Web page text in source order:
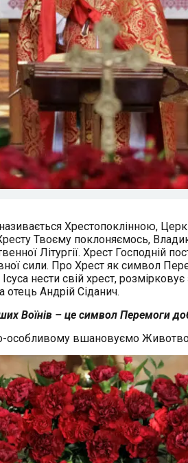
Хрестопоклінною,
Твоєму поклоняємось,
Літургії. Хрест Господній
сили. Про Хрест як символ
нести свій хрест, розмірковує
отець Андрій Сіданич.
Воїнів – це символ Перемоги
особливому вшановуємо